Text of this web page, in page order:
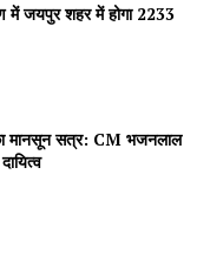
जयपुर शहर में होगा 2233
मानसून सत्र: CM भजनलाल